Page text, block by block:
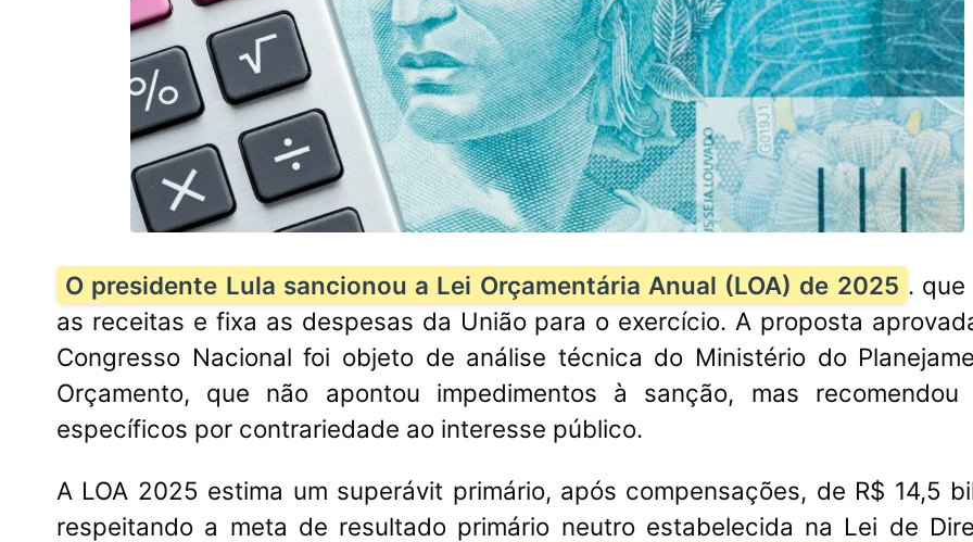
O presidente Lula sancionou a Lei Orçamentária Anual (LOA) de 2025 . que
as receitas e fixa as despesas da União para o exercício. A proposta
Congresso Nacional foi objeto de análise técnica do Ministério do
Orçamento, que não apontou impedimentos à sanção, mas recomendou
específicos por contrariedade ao interesse público.
A LOA 2025 estima um superávit primário, após compensações, de R$ 14,5
respeitando a meta de resultado primário neutro estabelecida na Lei de